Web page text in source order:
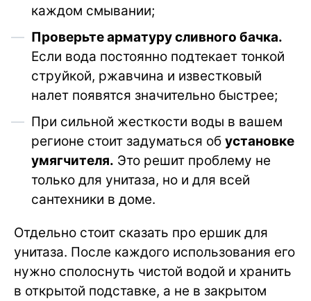
каждом смывании;
Проверьте арматуру сливного бачка.
Если вода постоянно подтекает тонкой
струйкой, ржавчина и известковый
налет появятся значительно быстрее;
При сильной жесткости воды в вашем
регионе стоит задуматься об установке
умягчителя. Это решит проблему не
только для унитаза, но и для всей
сантехники в доме.
Отдельно стоит сказать про ершик для
унитаза. После каждого использования его
нужно сполоснуть чистой водой и хранить
в открытой подставке, а не в закрытом